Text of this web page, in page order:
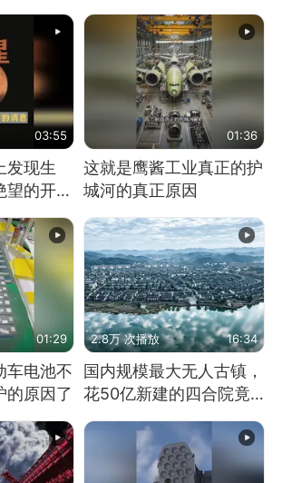
03:55
发现生
望的开
01:36
这就是鹰酱工业真正的护
城河的真正原因
01:29
车电池不
的原因了
2.8万 次播放 16:34
国内规模最大无人古镇，
花50亿新建的四合院竟